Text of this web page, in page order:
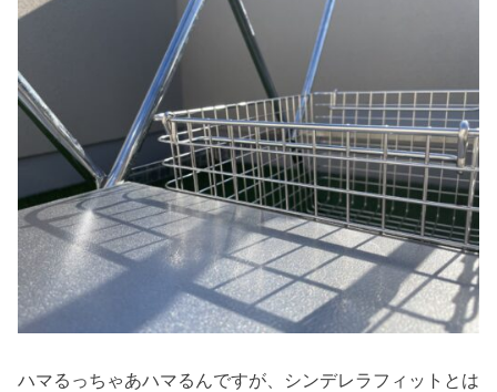
ハマるっちゃあハマるんですが、シンデレラフィットとは